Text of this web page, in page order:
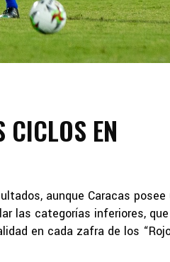
CICLOS EN
aunque Caracas posee
las categorías inferiores,
en cada zafra de los